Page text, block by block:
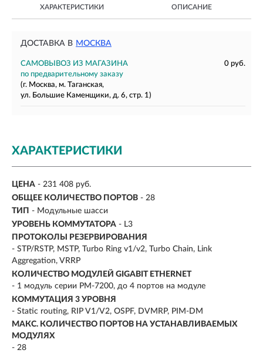
ХАРАКТЕРИСТИКИ ОПИСАНИЕ
ДОСТАВКА В МОСКВА
САМОВЫВОЗ ИЗ МАГАЗИНА
0 руб.
по предварительному заказу
(г. Москва, м. Таганская,
ул. Большие Каменщики, д. 6, стр. 1)
ХАРАКТЕРИСТИКИ
ЦЕНА - 231 408 руб.
ОБЩЕЕ КОЛИЧЕСТВО ПОРТОВ - 28
ТИП - Модульные шасси
УРОВЕНЬ КОММУТАТОРА - L3
ПРОТОКОЛЫ РЕЗЕРВИРОВАНИЯ
- STP/RSTP, MSTP, Turbo Ring v1/v2, Turbo Chain, Link
Aggregation, VRRP
КОЛИЧЕСТВО МОДУЛЕЙ GIGABIT ETHERNET
- 1 модуль серии PM-7200, до 4 портов на модуле
КОММУТАЦИЯ 3 УРОВНЯ
- Static routing, RIP V1/V2, OSPF, DVMRP, PIM-DM
МАКС. КОЛИЧЕСТВО ПОРТОВ НА УСТАНАВЛИВАЕМЫХ
МОДУЛЯХ
- 28